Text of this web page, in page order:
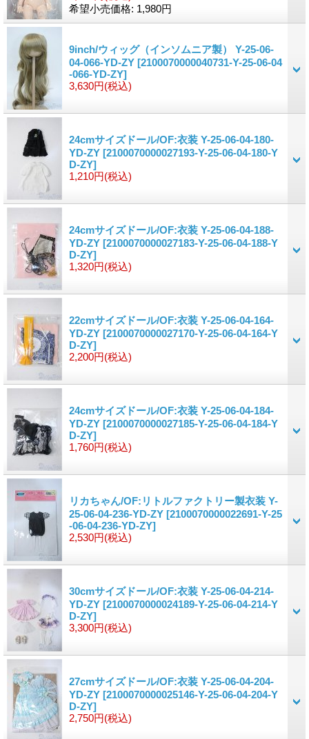
希望小売価格: 1,980円
9inch/ウィッグ（インソムニア製） Y-25-06-
04-066-YD-ZY [2100070000040731-Y-25-06-04
-066-YD-ZY]
3,630円(税込)
24cmサイズドール/OF:衣装 Y-25-06-04-180-
YD-ZY [2100070000027193-Y-25-06-04-180-Y
D-ZY]
1,210円(税込)
24cmサイズドール/OF:衣装 Y-25-06-04-188-
YD-ZY [2100070000027183-Y-25-06-04-188-Y
D-ZY]
1,320円(税込)
22cmサイズドール/OF:衣装 Y-25-06-04-164-
YD-ZY [2100070000027170-Y-25-06-04-164-Y
D-ZY]
2,200円(税込)
24cmサイズドール/OF:衣装 Y-25-06-04-184-
YD-ZY [2100070000027185-Y-25-06-04-184-Y
D-ZY]
1,760円(税込)
リカちゃん/OF:リトルファクトリー製衣装 Y-
25-06-04-236-YD-ZY [2100070000022691-Y-25
-06-04-236-YD-ZY]
2,530円(税込)
30cmサイズドール/OF:衣装 Y-25-06-04-214-
YD-ZY [2100070000024189-Y-25-06-04-214-Y
D-ZY]
3,300円(税込)
27cmサイズドール/OF:衣装 Y-25-06-04-204-
YD-ZY [2100070000025146-Y-25-06-04-204-Y
D-ZY]
2,750円(税込)